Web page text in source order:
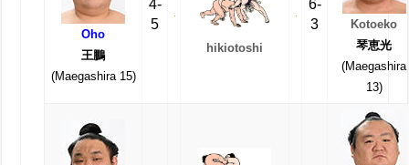
Oho
王鵬
(Maegashira 15)
4-
5
hikiotoshi
6-
3
Kotoeko
琴恵光
(Maegashira
13)